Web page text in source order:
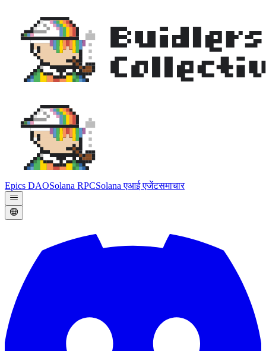
Epics DAOSolana RPCSolana एआई एजेंटसमाचार